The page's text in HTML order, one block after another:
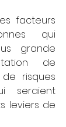
facteurs
qui
grande
de
risques
seraient
leviers de